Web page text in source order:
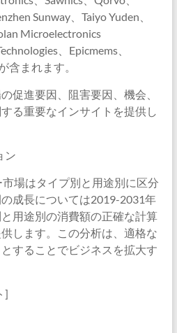
Sunway、Taiyo Yuden、
Microelectronics
、Epicmems、
含まれます。
促進要因、阻害要因、機会、
る重要なインサイトを提供し
ン
場はタイプ別と用途別に区分
成長については2019-2031年
用途別の消費額の正確な計算
します。この分析は、適格な
することでビジネスを拡大す
]